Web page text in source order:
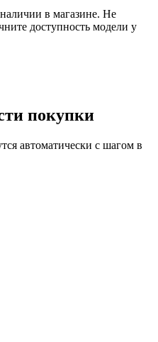
в магазине. Не
доступность модели у
покупки
автоматически с шагом в